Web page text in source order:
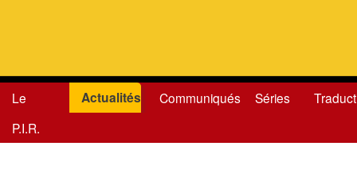
Aller
au
Le
P.I.R.
Actualités Communiqués Séries